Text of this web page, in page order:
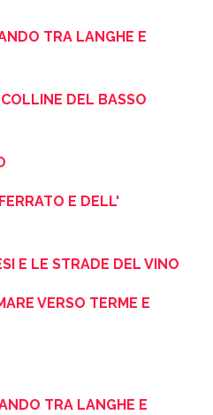
TRA LANGHE E
DEL BASSO
E DELL'
E LE STRADE DEL VINO
VERSO TERME E
TRA LANGHE E